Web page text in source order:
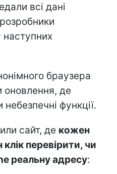
всі дані
наступних
браузера
оновлення, де
функції.
сайт, де кожен
перевірити, чи
реальну адресу: